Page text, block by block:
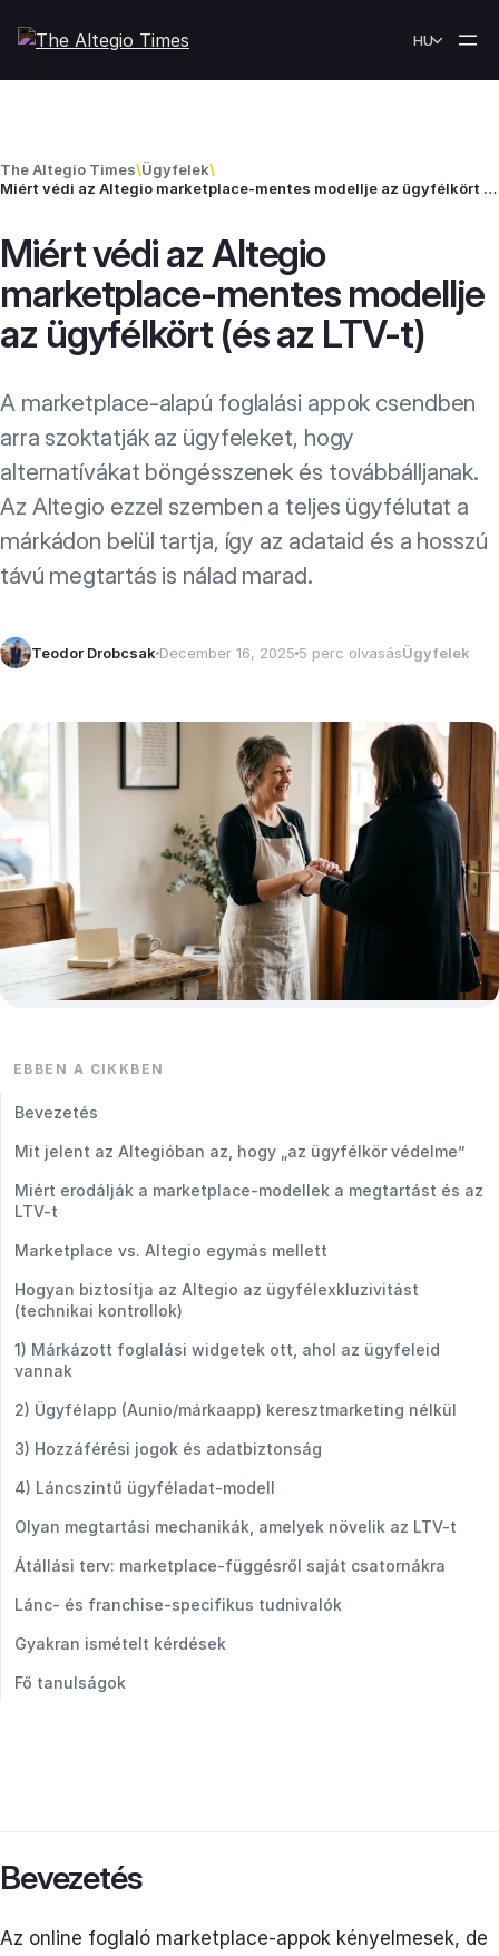
HU
The Altegio Times\Ügyfelek\
Miért védi az Altegio marketplace-mentes modellje az ügyfélkört (és az LTV-t)
Miért védi az Altegio
marketplace-mentes modellje
az ügyfélkört (és az LTV-t)
A marketplace-alapú foglalási appok csendben
arra szoktatják az ügyfeleket, hogy
alternatívákat böngésszenek és továbbálljanak.
Az Altegio ezzel szemben a teljes ügyfélutat a
márkádon belül tartja, így az adataid és a hosszú
távú megtartás is nálad marad.
Teodor Drobcsak December 16, 2025 5 perc olvasásÜgyfelek
EBBEN A CIKKBEN
Bevezetés
Mit jelent az Altegióban az, hogy „az ügyfélkör védelme”
Miért erodálják a marketplace-modellek a megtartást és az
LTV-t
Marketplace vs. Altegio egymás mellett
Hogyan biztosítja az Altegio az ügyfélexkluzivitást
(technikai kontrollok)
1) Márkázott foglalási widgetek ott, ahol az ügyfeleid
vannak
2) Ügyfélapp (Aunio/márkaapp) keresztmarketing nélkül
3) Hozzáférési jogok és adatbiztonság
4) Láncszintű ügyféladat-modell
Olyan megtartási mechanikák, amelyek növelik az LTV-t
Átállási terv: marketplace-függésről saját csatornákra
Lánc- és franchise-specifikus tudnivalók
Gyakran ismételt kérdések
Fő tanulságok
Bevezetés
Az online foglaló marketplace-appok kényelmesek, de